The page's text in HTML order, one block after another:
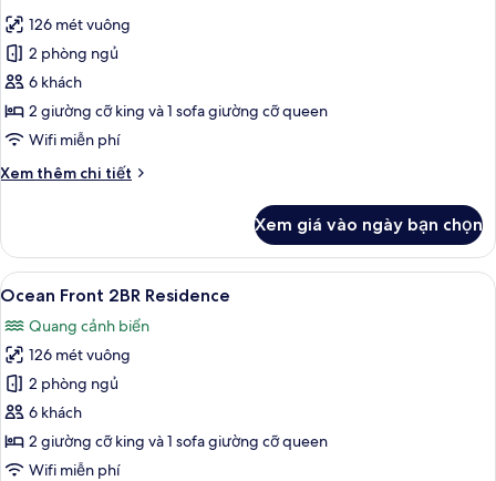
cả
ảnh
Condo
Premier
126 mét vuông
2 phòng ngủ
6 khách
2 giường cỡ king và 1 sofa giường cỡ queen
Wifi miễn phí
Xem thêm chi tiết
Chi
Condo
Premier
Xem giá vào ngày bạn chọn
Xem
tất
cả
ảnh
Ocean
Front
2BR
Residence
22
Ocean Front 2BR Residence
Quang cảnh biển
126 mét vuông
2 phòng ngủ
6 khách
2 giường cỡ king và 1 sofa giường cỡ queen
Wifi miễn phí